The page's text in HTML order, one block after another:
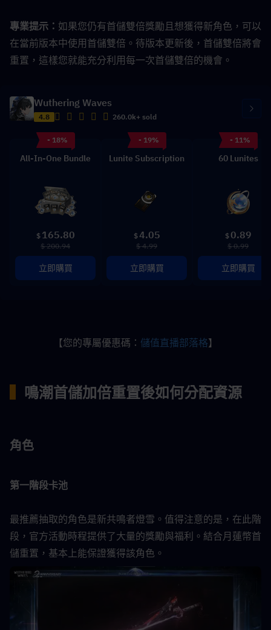
專業提示： 如果您仍有首儲雙倍獎勵且想獲得新角色，可以
在當前版本中使用首儲雙倍。待版本更新後，首儲雙倍將會
重置，這樣您就能充分利用每一次首儲雙倍的機會。
Wuthering Waves
4.8 260.0k+ sold
- 18%
All-In-One Bundle
$ 165.80
$ 200.94
立即購買
- 19%
Lunite Subscription
$4.05
$ 4.99
立即購買
- 11%
60 Lunites
$ 0.89
$ 0.99
立即購買
【您的專屬優惠碼： 儲值直播部落格】
鳴潮首儲加倍重置後如何分配資源
角色
第一階段卡池
最推薦抽取的角色是新共鳴者燈雪。值得注意的是，在此階
段，官方活動時程提供了大量的獎勵與福利。結合月蓮幣首
儲重置，基本上能保證獲得該角色。